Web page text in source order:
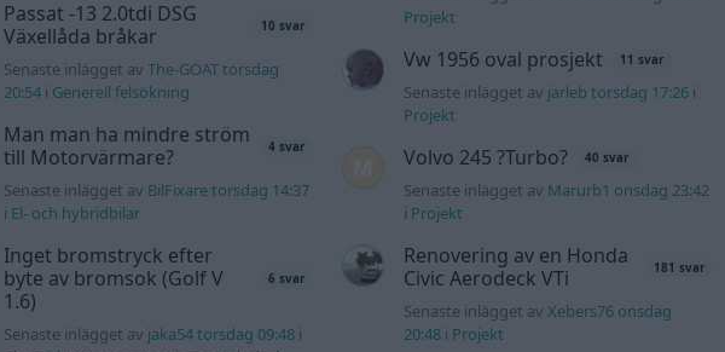
Passat -13 2.0tdi DSG
Växellåda bråkar
10 svar
Senaste inlägget avThe-GOAT torsdag
20:54 i Generell felsökning
Man man ha mindre ström
till Motorvärmare?
4 svar
Senaste inlägget av BilFixare torsdag 14:37
i El- och hybridbilar
Inget bromstryck efter
byte av bromsok (Golf V
1.6)
6 svar
Senaste inlägget av jaka54 torsdag 09:48 i
Projekt
Vw 1956 oval prosjekt 11 svar
Senaste inlägget av jarleb torsdag 17:26i
Projekt
Volvo 245 ?Turbo? 40 svar
Senaste inlägget av Marurb1 onsdag 23:42
i Projekt
Renovering av en Honda
Civic Aerodeck VTi
181 svar
Senaste inlägget av Xebers76 onsdag
20:48i Projekt